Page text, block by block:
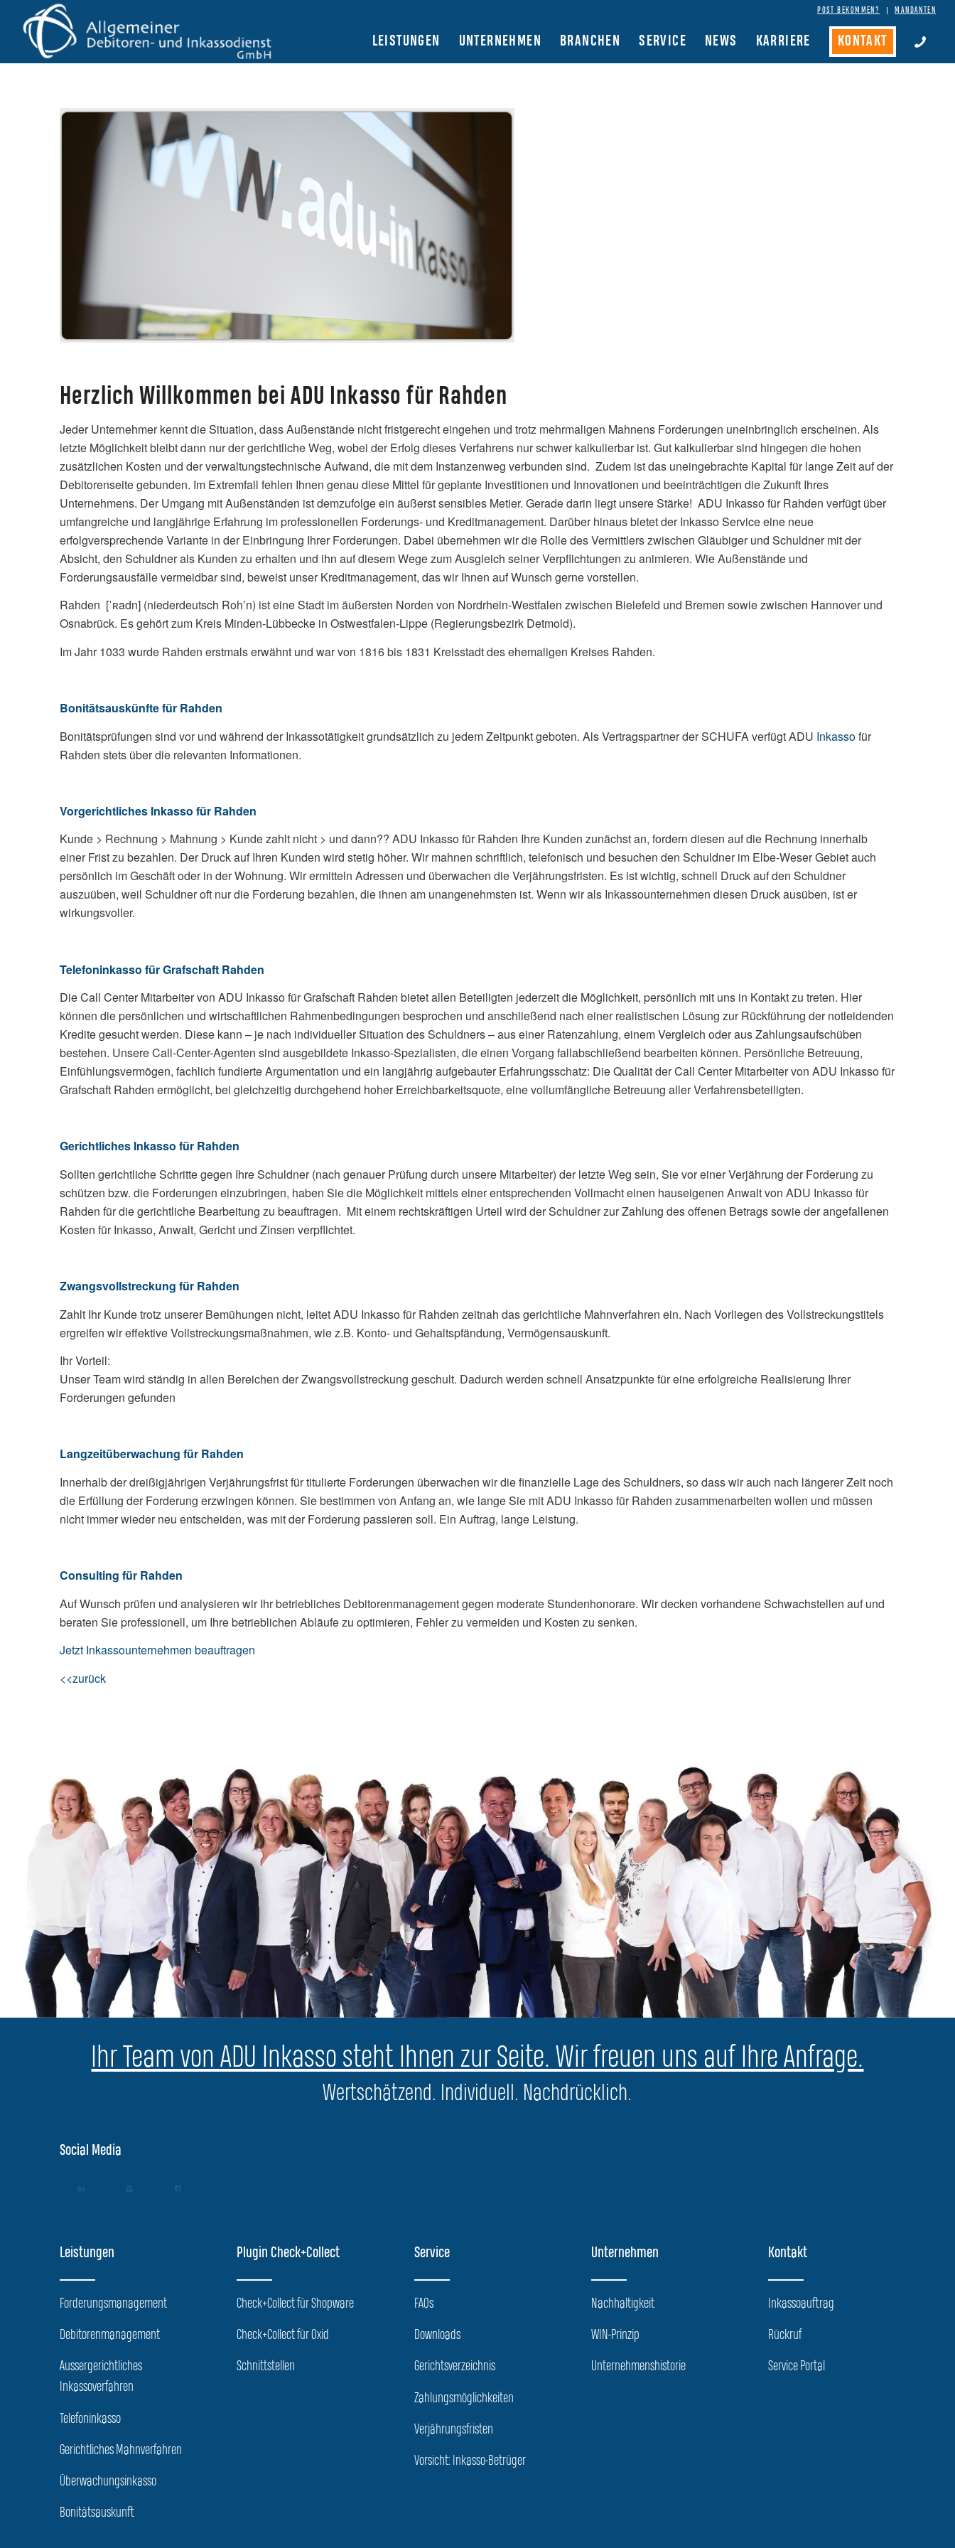
POST BEKOMMEN? MANDANTEN
LEISTUNGEN UNTERNEHMEN BRANCHEN SERVICE NEWS KARRIERE KONTAKT
Herzlich Willkommen bei ADU Inkasso für Rahden
Jeder Unternehmer kennt die Situation, dass Außenstände nicht fristgerecht eingehen und trotz mehrmaligen Mahnens Forderungen uneinbringlich erscheinen. Als
letzte Möglichkeit bleibt dann nur der gerichtliche Weg, wobei der Erfolg dieses Verfahrens nur schwer kalkulierbar ist. Gut kalkulierbar sind hingegen die hohen
zusätzlichen Kosten und der verwaltungstechnische Aufwand, die mit dem Instanzenweg verbunden sind. Zudem ist das uneingebrachte Kapital für lange Zeit auf der
Debitorenseite gebunden. Im Extremfall fehlen Ihnen genau diese Mittel für geplante Investitionen und Innovationen und beeinträchtigen die Zukunft Ihres
Unternehmens. Der Umgang mit Außenständen ist demzufolge ein äußerst sensibles Metier. Gerade darin liegt unsere Stärke! ADU Inkasso für Rahden verfügt über
umfangreiche und langjährige Erfahrung im professionellen Forderungs- und Kreditmanagement. Darüber hinaus bietet der Inkasso Service eine neue
erfolgversprechende Variante in der Einbringung Ihrer Forderungen. Dabei übernehmen wir die Rolle des Vermittlers zwischen Gläubiger und Schuldner mit der
Absicht, den Schuldner als Kunden zu erhalten und ihn auf diesem Wege zum Ausgleich seiner Verpflichtungen zu animieren. Wie Außenstände und
Forderungsausfälle vermeidbar sind, beweist unser Kreditmanagement, das wir Ihnen auf Wunsch gerne vorstellen.
Rahden [ˈʀadn] (niederdeutsch Roh’n) ist eine Stadt im äußersten Norden von Nordrhein-Westfalen zwischen Bielefeld und Bremen sowie zwischen Hannover und
Osnabrück. Es gehört zum Kreis Minden-Lübbecke in Ostwestfalen-Lippe (Regierungsbezirk Detmold).
Im Jahr 1033 wurde Rahden erstmals erwähnt und war von 1816 bis 1831 Kreisstadt des ehemaligen Kreises Rahden.
Bonitätsauskünfte für Rahden
Bonitätsprüfungen sind vor und während der Inkassotätigkeit grundsätzlich zu jedem Zeitpunkt geboten. Als Vertragspartner der SCHUFA verfügt ADU Inkassofür
Rahden stets über die relevanten Informationen.
Vorgerichtliches Inkasso für Rahden
Kunde > Rechnung > Mahnung > Kunde zahlt nicht > und dann?? ADU Inkasso für Rahden Ihre Kunden zunächst an, fordern diesen auf die Rechnung innerhalb
einer Frist zu bezahlen. Der Druck auf Ihren Kunden wird stetig höher. Wir mahnen schriftlich, telefonisch und besuchen den Schuldner im Elbe-Weser Gebiet auch
persönlich im Geschäft oder in der Wohnung. Wir ermitteln Adressen und überwachen die Verjährungsfristen. Es ist wichtig, schnell Druck auf den Schuldner
auszuüben, weil Schuldner oft nur die Forderung bezahlen, die ihnen am unangenehmsten ist. Wenn wir als Inkassounternehmen diesen Druck ausüben, ist er
wirkungsvoller.
Telefoninkasso für Grafschaft Rahden
Die Call Center Mitarbeiter von ADU Inkasso für Grafschaft Rahden bietet allen Beteiligten jederzeit die Möglichkeit, persönlich mit uns in Kontakt zu treten. Hier
können die persönlichen und wirtschaftlichen Rahmenbedingungen besprochen und anschließend nach einer realistischen Lösung zur Rückführung der notleidenden
Kredite gesucht werden. Diese kann – je nach individueller Situation des Schuldners – aus einer Ratenzahlung, einem Vergleich oder aus Zahlungsaufschüben
bestehen. Unsere Call-Center-Agenten sind ausgebildete Inkasso-Spezialisten, die einen Vorgang fallabschließend bearbeiten können. Persönliche Betreuung,
Einfühlungsvermögen, fachlich fundierte Argumentation und ein langjährig aufgebauter Erfahrungsschatz: Die Qualität der Call Center Mitarbeiter von ADU Inkasso für
Grafschaft Rahden ermöglicht, bei gleichzeitig durchgehend hoher Erreichbarkeitsquote, eine vollumfängliche Betreuung aller Verfahrensbeteiligten.
Gerichtliches Inkasso für Rahden
Sollten gerichtliche Schritte gegen Ihre Schuldner (nach genauer Prüfung durch unsere Mitarbeiter) der letzte Weg sein, Sie vor einer Verjährung der Forderung zu
schützen bzw. die Forderungen einzubringen, haben Sie die Möglichkeit mittels einer entsprechenden Vollmacht einen hauseigenen Anwalt von ADU Inkasso für
Rahden für die gerichtliche Bearbeitung zu beauftragen. Mit einem rechtskräftigen Urteil wird der Schuldner zur Zahlung des offenen Betrags sowie der angefallenen
Kosten für Inkasso, Anwalt, Gericht und Zinsen verpflichtet.
Zwangsvollstreckung für Rahden
Zahlt Ihr Kunde trotz unserer Bemühungen nicht, leitet ADU Inkasso für Rahden zeitnah das gerichtliche Mahnverfahren ein. Nach Vorliegen des Vollstreckungstitels
ergreifen wir effektive Vollstreckungsmaßnahmen, wie z.B. Konto- und Gehaltspfändung, Vermögensauskunft.
Ihr Vorteil:
Unser Team wird ständig in allen Bereichen der Zwangsvollstreckung geschult. Dadurch werden schnell Ansatzpunkte für eine erfolgreiche Realisierung Ihrer
Forderungen gefunden
Langzeitüberwachung für Rahden
Innerhalb der dreißigjährigen Verjährungsfrist für titulierte Forderungen überwachen wir die finanzielle Lage des Schuldners, so dass wir auch nach längerer Zeit noch
die Erfüllung der Forderung erzwingen können. Sie bestimmen von Anfang an, wie lange Sie mit ADU Inkasso für Rahden zusammenarbeiten wollen und müssen
nicht immer wieder neu entscheiden, was mit der Forderung passieren soll. Ein Auftrag, lange Leistung.
Consulting für Rahden
Auf Wunsch prüfen und analysieren wir Ihr betriebliches Debitorenmanagement gegen moderate Stundenhonorare. Wir decken vorhandene Schwachstellen auf und
beraten Sie professionell, um Ihre betrieblichen Abläufe zu optimieren, Fehler zu vermeiden und Kosten zu senken.
Jetzt Inkassounternehmen beauftragen
<<zurück
Ihr Team von ADU Inkasso steht Ihnen zur Seite. Wir freuen uns auf Ihre Anfrage.
Wertschätzend. Individuell. Nachdrücklich.
Social Media
Leistungen
Forderungsmanagement
Debitorenmanagement
Aussergerichtliches
Inkassoverfahren
Telefoninkasso
Gerichtliches Mahnverfahren
Überwachungsinkasso
Bonitätsauskunft
Plugin Check+Collect
Check+Collect für Shopware
Check+Collect für Oxid
Schnittstellen
Service
FAQs
Downloads
Gerichtsverzeichnis
Zahlungsmöglichkeiten
Verjährungsfristen
Vorsicht: Inkasso-Betrüger
Unternehmen
Nachhaltigkeit
WIN-Prinzip
Unternehmenshistorie
Kontakt
Inkassoauftrag
Rückruf
Service Portal